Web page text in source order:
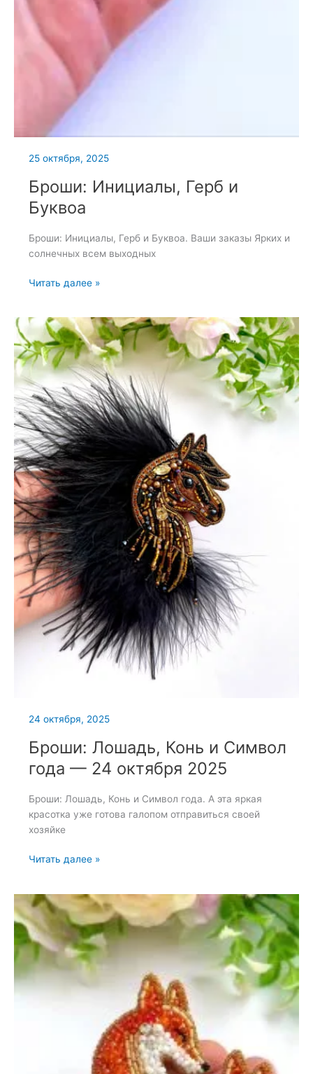
25 октября, 2025
Броши: Инициалы, Герб и
Буквоа
Броши: Инициалы, Герб и Буквоа. Ваши заказы Ярких и
солнечных всем выходных
Броши:
и
Буквоа
Читать далее »
24 октября, 2025
Броши: Лошадь, Конь и Символ
года — 24 октября 2025
Броши: Лошадь, Конь и Символ года. А эта яркая
красотка уже готова галопом отправиться своей
хозяйке
Броши:
и
Символ
года
—
24
октября
Читать далее »